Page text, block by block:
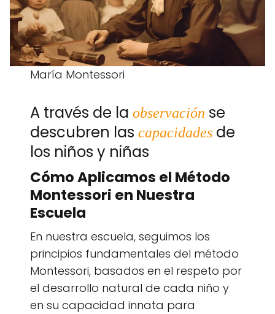
María Montessori
A través de laobservación se
descubren lascapacidades de
los niños y niñas
Cómo Aplicamos el Método
Montessori en Nuestra
Escuela
En nuestra escuela, seguimos los
principios fundamentales del método
Montessori, basados en el respeto por
el desarrollo natural de cada niño y
en su capacidad innata para